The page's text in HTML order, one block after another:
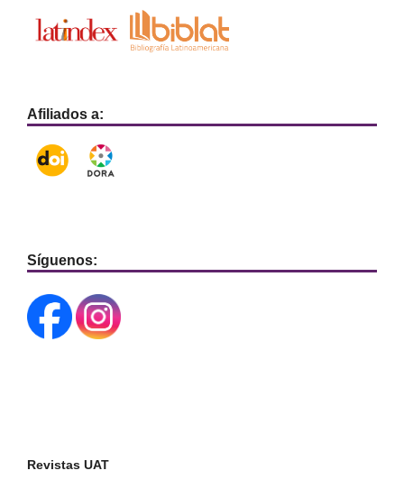
Afiliados a:
Síguenos:
Revistas UAT